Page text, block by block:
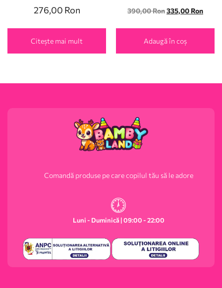
276,00 Ron
Citește mai mult
390,00Ron335,00 Ron
Adaugă în coș
Comandă produse pe care copilul tău să le adore
Luni - Duminică | 09:00 - 22:00